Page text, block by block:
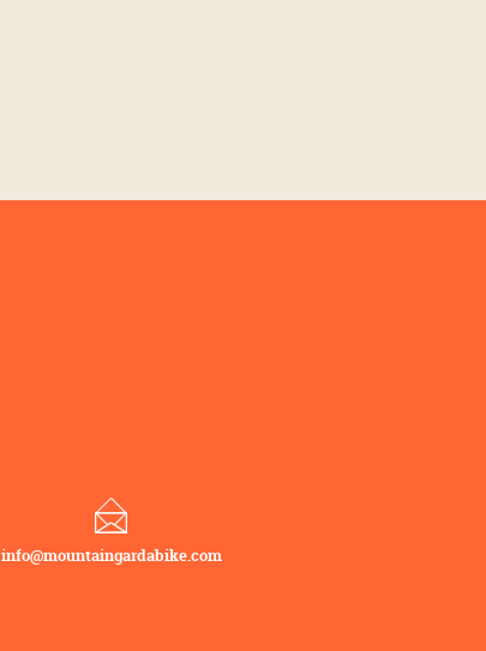
info@mountaingardabike.com